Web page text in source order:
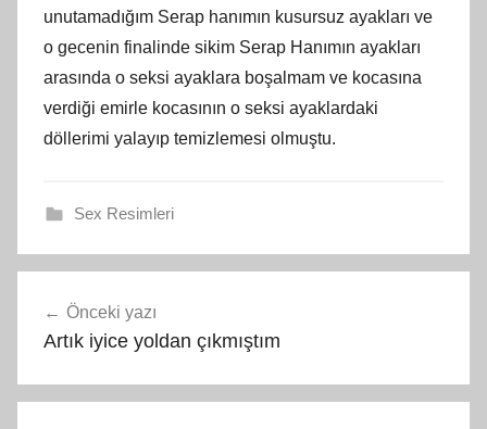
unutamadığım Serap hanımın kusursuz ayakları ve
o gecenin finalinde sikim Serap Hanımın ayakları
arasında o seksi ayaklara boşalmam ve kocasına
verdiği emirle kocasının o seksi ayaklardaki
döllerimi yalayıp temizlemesi olmuştu.
Sex Resimleri
gezinmesi
Önceki yazı
Artık iyice yoldan çıkmıştım